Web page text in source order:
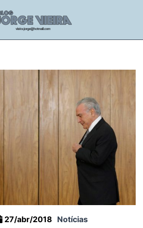
27/abr/2018 Notícias